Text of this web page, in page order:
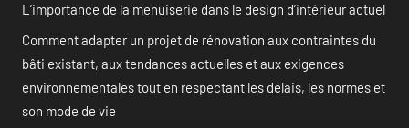
L’importance de la menuiserie dans le design d’intérieur actuel
Comment adapter un projet de rénovation aux contraintes du
bâti existant, aux tendances actuelles et aux exigences
environnementales tout en respectant les délais, les normes et
son mode de vie